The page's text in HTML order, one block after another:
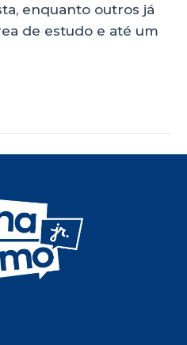
enquanto outros já
de estudo e até um